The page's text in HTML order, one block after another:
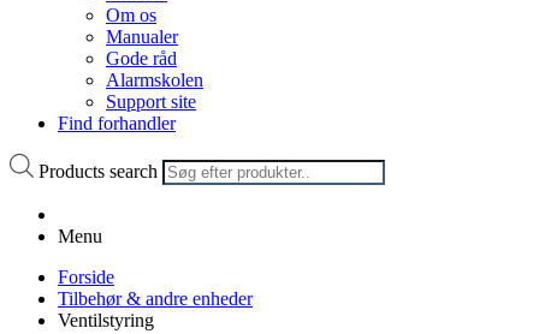
Om os
Manualer
Gode råd
Alarmskolen
Support site
Find forhandler
Products search
Menu
Forside
Tilbehør & andre enheder
Ventilstyring